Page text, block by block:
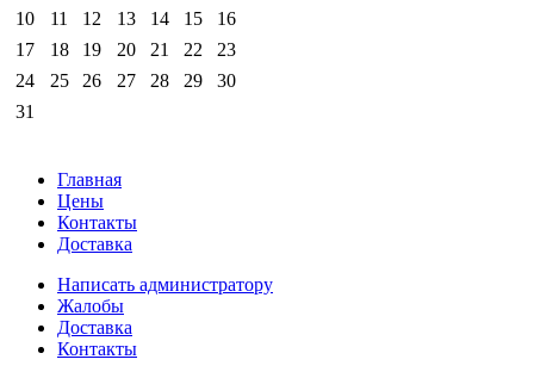
10
11 12 13 14 15
16
17
18 19 20 21 22
23
24
25 26 27 28 29
30
31
Главная
Цены
Контакты
Доставка
Написать администратору
Жалобы
Доставка
Контакты